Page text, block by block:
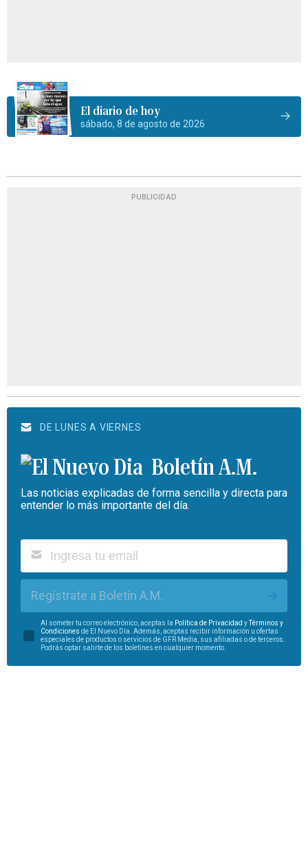
El diario de hoy
sábado, 8 de agosto de 2026
PUBLICIDAD
DE LUNES A VIERNES
Boletín A.M.
Las noticias explicadas de forma sencilla y directa para
entender lo más importante del día.
Regístrate a Boletín A.M.
Al someter tu correo electrónico, aceptas la Política de Privacidad yTérminos y
Condiciones de El Nuevo Día. Además, aceptas recibir información u ofertas
especiales de productos o servicios de GFR Media, sus afiliadas o de terceros.
Podrás optar salirte de los boletines en cualquier momento.